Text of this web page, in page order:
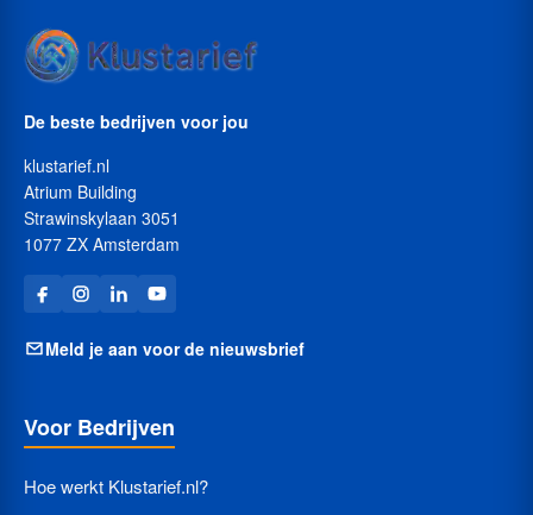
De beste bedrijven voor jou
klustarief.nl
Atrium Building
Strawinskylaan 3051
1077 ZX Amsterdam
Meld je aan voor de nieuwsbrief
Voor Bedrijven
Hoe werkt Klustarief.nl?